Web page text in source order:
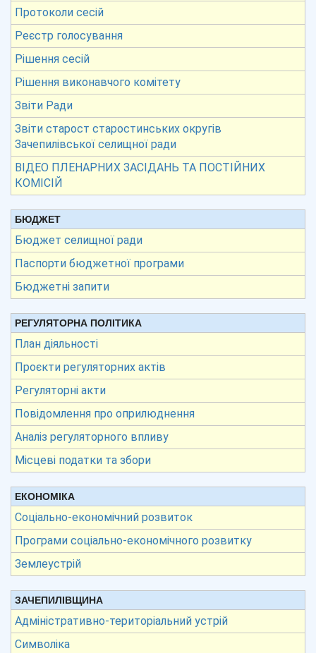
Протоколи сесій
Реєстр голосування
Рішення сесій
Рішення виконавчого комітету
Звіти Ради
Звіти старост старостинських округів
Зачепилівської селищної ради
ВІДЕО ПЛЕНАРНИХ ЗАСІДАНЬ ТА ПОСТІЙНИХ
КОМІСІЙ
БЮДЖЕТ
Бюджет селищної ради
Паспорти бюджетної програми
Бюджетні запити
РЕГУЛЯТОРНА ПОЛІТИКА
План діяльності
Проєкти регуляторних актів
Регуляторні акти
Повідомлення про оприлюднення
Аналіз регуляторного впливу
Місцеві податки та збори
ЕКОНОМІКА
Соціально-економічний розвиток
Програми соціально-економічного розвитку
Землеустрій
ЗАЧЕПИЛІВЩИНА
Адміністративно-територіальний устрій
Символіка